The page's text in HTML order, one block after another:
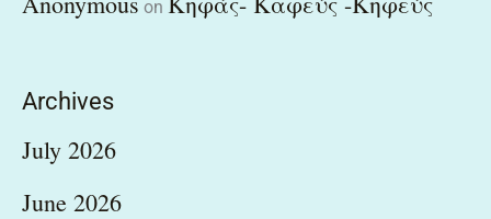
on
Archives
July 2026
June 2026